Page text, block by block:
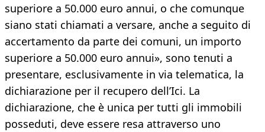
superiore a 50.000 euro annui, o che comunque
siano stati chiamati a versare, anche a seguito di
accertamento da parte dei comuni, un importo
superiore a 50.000 euro annui», sono tenuti a
presentare, esclusivamente in via telematica, la
dichiarazione per il recupero dell’Ici. La
dichiarazione, che è unica per tutti gli immobili
posseduti, deve essere resa attraverso uno